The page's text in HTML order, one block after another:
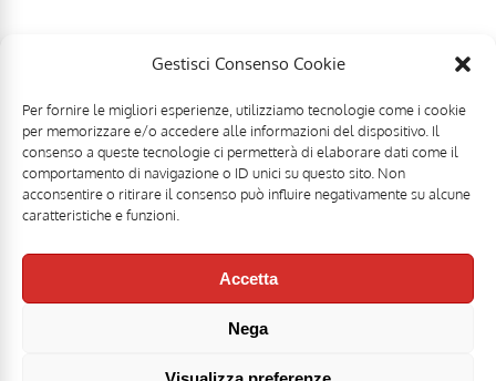
Gestisci Consenso Cookie
Per fornire le migliori esperienze, utilizziamo tecnologie come i cookie
per memorizzare e/o accedere alle informazioni del dispositivo. Il
consenso a queste tecnologie ci permetterà di elaborare dati come il
comportamento di navigazione o ID unici su questo sito. Non
acconsentire o ritirare il consenso può influire negativamente su alcune
caratteristiche e funzioni.
Accetta
Nega
Mr Food & Mrs Wine è una testata registrata di
Direttore responsabile: Stefano Belli [DISCLAIMER